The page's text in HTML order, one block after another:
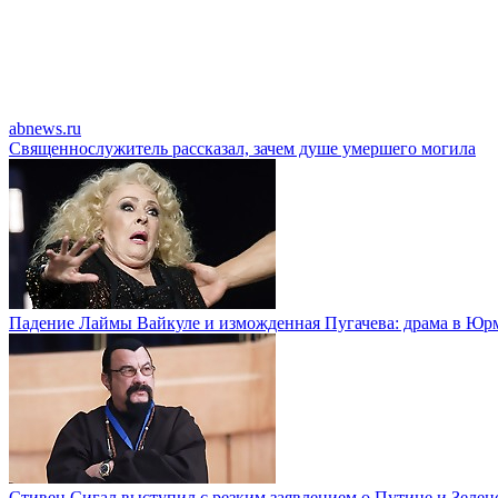
abnews.ru
Священнослужитель рассказал, зачем душе умершего могила
Падение Лаймы Вайкуле и изможденная Пугачева: драма в